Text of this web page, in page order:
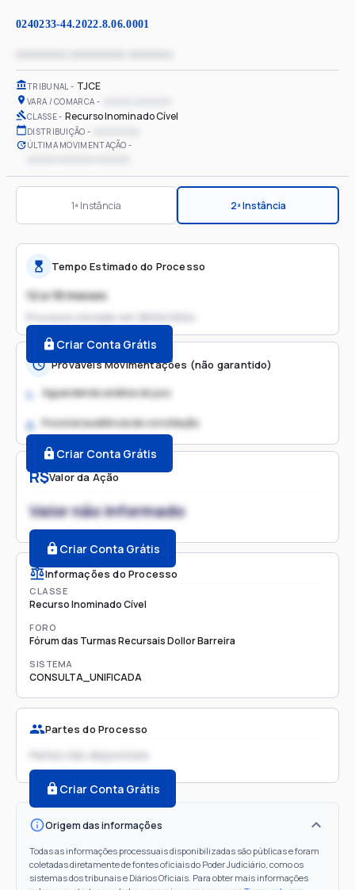
0240233-44.2022.8.06.0001
TRIBUNAL TJCE
VARA / COMARCA
CLASSE Recurso Inominado Cível
DISTRIBUIÇÃO
ÚLTIMA MOVIMENTAÇÃO
1ª Instância 2ª Instância
R$Valor da Ação
Valor não informado
Criar Conta Grátis
Informações do Processo
CLASSE
Recurso Inominado Cível
FORO
Fórum das Turmas Recursais Dollor Barreira
SISTEMA
CONSULTA_UNIFICADA
Partes do Processo
Partes não disponíveis
Criar Conta Grátis
Origem das informações
Todas as informações processuais disponibilizadas são públicas e foram
coletadas diretamente de fontes oficiais do Poder Judiciário, como os
sistemas dos tribunais e Diários Oficiais. Para obter mais informações
Tempo Estimado do Processo
12 a 18 meses
Processo iniciado em
Criar Conta Grátis
Prováveis Movimentações (não garantido)
1. Aguardando análise do juiz
2. Possível audiência de conciliação
Criar Conta Grátis